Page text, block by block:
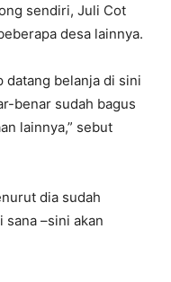
sendiri, Juli Cot
desa lainnya.
datang belanja di sini
benar sudah bagus
lainnya,” sebut
dia sudah
sana –sini akan